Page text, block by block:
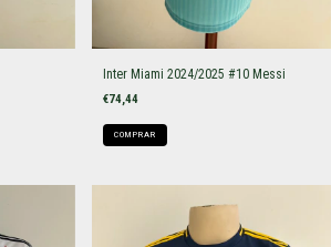
Inter Miami 2024/2025 #10 Messi
€74,44
COMPRAR